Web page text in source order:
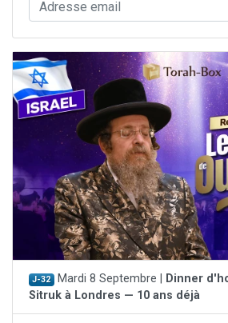
J-32 Mardi 8 Septembre |
Dinner
Sitruk à Londres — 10 ans déjà